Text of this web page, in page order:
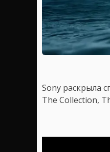
Sony раскрыла
The Collection,